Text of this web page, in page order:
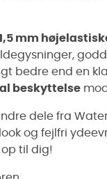
mm
bedre end en
beskyttelse
dele fra
og fejlfri
op til dig!